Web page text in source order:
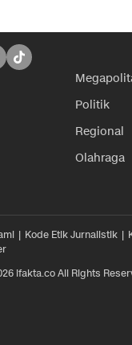
Politik
Regional
Olahraga
Kode Etik Jurnalistik
ifakta.co All Rights